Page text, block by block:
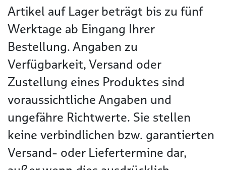
Artikel auf Lager beträgt bis zu fünf
Werktage ab Eingang Ihrer
Bestellung. Angaben zu
Verfügbarkeit, Versand oder
Zustellung eines Produktes sind
voraussichtliche Angaben und
ungefähre Richtwerte. Sie stellen
keine verbindlichen bzw. garantierten
Versand- oder Liefertermine dar,